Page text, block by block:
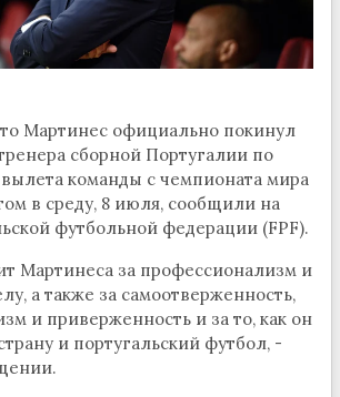
Мартинес официально покинул
сборной Португалии по
команды с чемпионата мира
в среду, 8 июля, сообщили на
футбольной федерации (FPF).
Мартинеса за профессионализм и
а также за самоотверженность,
и приверженность и за то, как он
и португальский футбол, -